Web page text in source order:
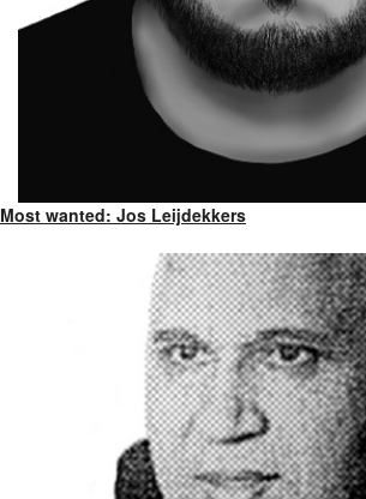
Most wanted: Jos Leijdekkers